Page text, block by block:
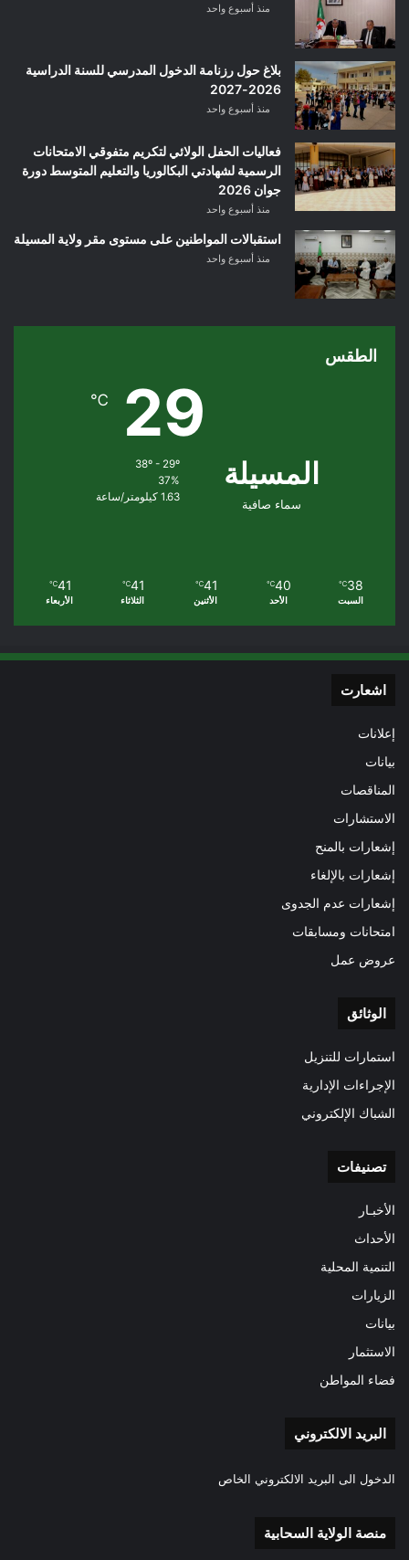
منذ أسبوع واحد
بلاغ حول رزنامة الدخول المدرسي للسنة الدراسية
2026-2027
منذ أسبوع واحد
فعاليات الحفل الولائي لتكريم متفوقي الامتحانات
الرسمية لشهادتي البكالوريا والتعليم المتوسط دورة
جوان 2026
منذ أسبوع واحد
استقبالات المواطنين على مستوى مقر ولاية المسيلة
منذ أسبوع واحد
الطقس
المسيلة
سماء صافية
29
℃
38º - 29º
37%
1.63 كيلومتر/ساعة
38
℃
السبت
40
℃
الأحد
41
℃
الأثنين
41
℃
الثلاثاء
41
℃
الأربعاء
اشعارت
إعلانات
بيانات
المناقصات
الاستشارات
إشعارات بالمنح
إشعارات بالإلغاء
إشعارات عدم الجدوى
امتحانات ومسابقات
عروض عمل
الوثائق
استمارات للتنزيل
الإجراءات الإدارية
الشباك الإلكتروني
تصنيفات
الأخبـار
الأحداث
التنمية المحلية
الزيارات
بيانات
الاستثمار
فضاء المواطن
البريد الالكتروني
الدخول الى البريد الالكتروني الخاص
منصة الولاية السحابية